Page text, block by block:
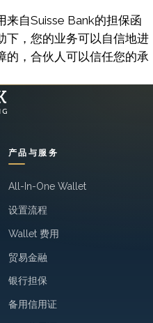
来自Suisse Bank的担保函
下，您的业务可以自信地进
的，合伙人可以信任您的承
产品与服务
All-In-One Wallet
设置流程
Wallet 费用
贸易金融
银行担保
备用信用证